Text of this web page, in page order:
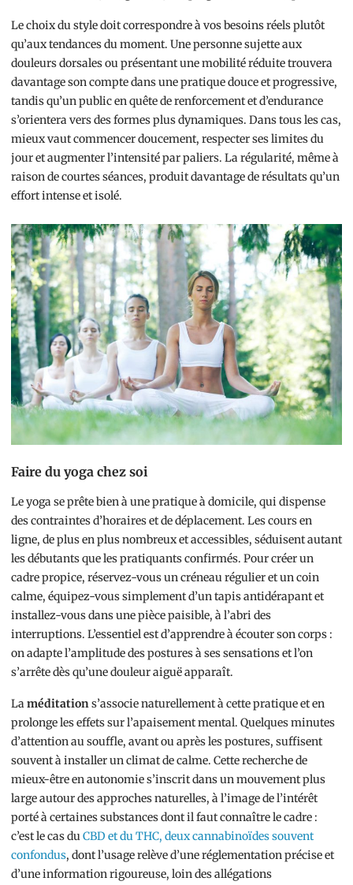
Le choix du style doit correspondre à vos besoins réels plutôt
qu’aux tendances du moment. Une personne sujette aux
douleurs dorsales ou présentant une mobilité réduite trouvera
davantage son compte dans une pratique douce et progressive,
tandis qu’un public en quête de renforcement et d’endurance
s’orientera vers des formes plus dynamiques. Dans tous les cas,
mieux vaut commencer doucement, respecter ses limites du
jour et augmenter l’intensité par paliers. La régularité, même à
raison de courtes séances, produit davantage de résultats qu’un
effort intense et isolé.
Faire du yoga chez soi
Le yoga se prête bien à une pratique à domicile, qui dispense
des contraintes d’horaires et de déplacement. Les cours en
ligne, de plus en plus nombreux et accessibles, séduisent autant
les débutants que les pratiquants confirmés. Pour créer un
cadre propice, réservez-vous un créneau régulier et un coin
calme, équipez-vous simplement d’un tapis antidérapant et
installez-vous dans une pièce paisible, à l’abri des
interruptions. L’essentiel est d’apprendre à écouter son corps :
on adapte l’amplitude des postures à ses sensations et l’on
s’arrête dès qu’une douleur aiguë apparaît.
Laméditations’associe naturellement à cette pratique et en
prolonge les effets sur l’apaisement mental. Quelques minutes
d’attention au souffle, avant ou après les postures, suffisent
souvent à installer un climat de calme. Cette recherche de
mieux-être en autonomie s’inscrit dans un mouvement plus
large autour des approches naturelles, à l’image de l’intérêt
porté à certaines substances dont il faut connaître le cadre :
c’est le cas duCBD et du THC, deux cannabinoïdes souvent
confondus, dont l’usage relève d’une réglementation précise et
d’une information rigoureuse, loin des allégations